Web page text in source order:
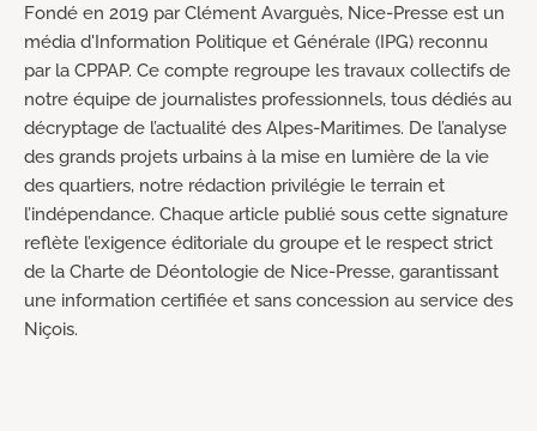
Fondé en 2019 par Clément Avarguès, Nice-Presse est un
média d'Information Politique et Générale (IPG) reconnu
par la CPPAP. Ce compte regroupe les travaux collectifs de
notre équipe de journalistes professionnels, tous dédiés au
décryptage de l’actualité des Alpes-Maritimes. De l’analyse
des grands projets urbains à la mise en lumière de la vie
des quartiers, notre rédaction privilégie le terrain et
l’indépendance. Chaque article publié sous cette signature
reflète l’exigence éditoriale du groupe et le respect strict
de la Charte de Déontologie de Nice-Presse, garantissant
une information certifiée et sans concession au service des
Niçois.